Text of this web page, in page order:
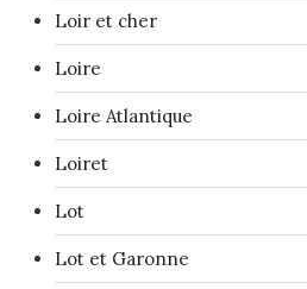
Loir et cher
Loire
Loire Atlantique
Loiret
Lot
Lot et Garonne